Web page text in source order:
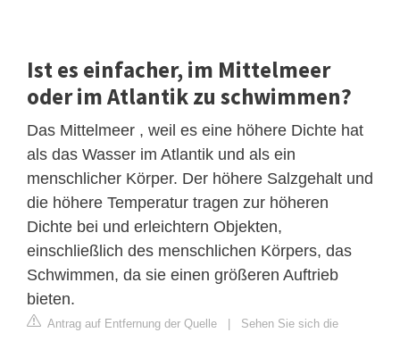
Ist es einfacher, im Mittelmeer
oder im Atlantik zu schwimmen?
Das Mittelmeer , weil es eine höhere Dichte hat
als das Wasser im Atlantik und als ein
menschlicher Körper. Der höhere Salzgehalt und
die höhere Temperatur tragen zur höheren
Dichte bei und erleichtern Objekten,
einschließlich des menschlichen Körpers, das
Schwimmen, da sie einen größeren Auftrieb
bieten.
Antrag auf Entfernung der Quelle | Sehen Sie sich die